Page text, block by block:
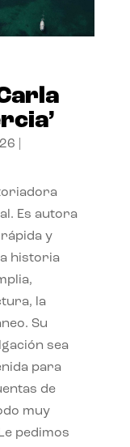
Es autora
y
historia
la
Su
sea
para
de
muy
pedimos